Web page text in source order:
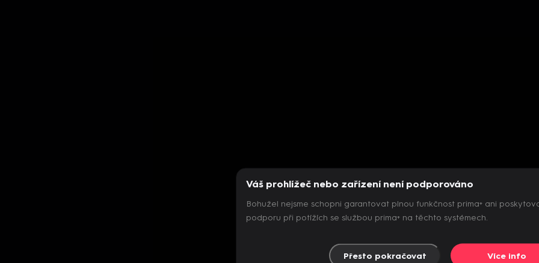
Váš prohlížeč nebo zařízení není podporováno
Bohužel nejsme schopni garantovat plnou funkčnost prima+ ani
podporu při potížích se službou prima+ na těchto systémech.
Přesto pokračovat Více info